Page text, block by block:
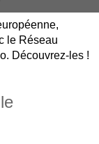
le Réseau
Découvrez-les !